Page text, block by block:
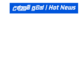
උණුසුම් පුවත් | Hot News